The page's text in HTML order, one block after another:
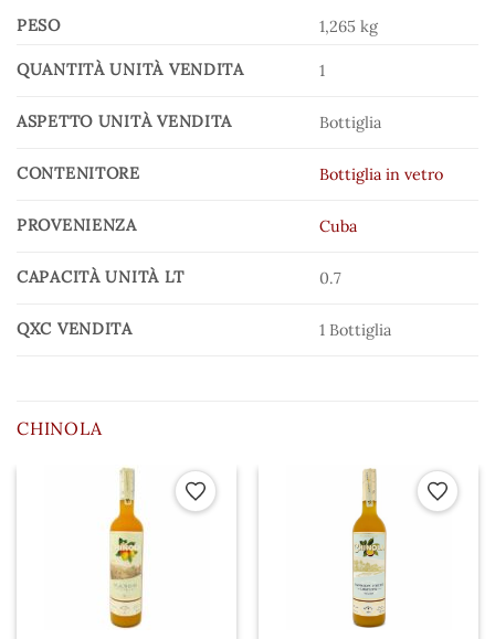
PESO 1,265 kg
QUANTITÀ UNITÀ VENDITA 1
ASPETTO UNITÀ VENDITA Bottiglia
CONTENITORE Bottiglia in vetro
PROVENIENZA Cuba
CAPACITÀ UNITÀ LT 0.7
QXC VENDITA 1 Bottiglia
CHINOLA
Aggiungi ai preferiti